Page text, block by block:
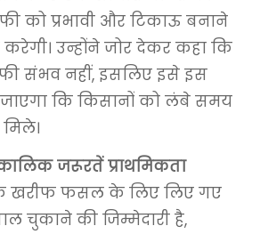
को प्रभावी और टिकाऊ बनाने
उन्होंने जोर देकर कहा कि
संभव नहीं, इसलिए इसे इस
कि किसानों को लंबे समय
जरूरतें प्राथमिकता
खरीफ फसल के लिए लिए गए
चुकाने की जिम्मेदारी है,